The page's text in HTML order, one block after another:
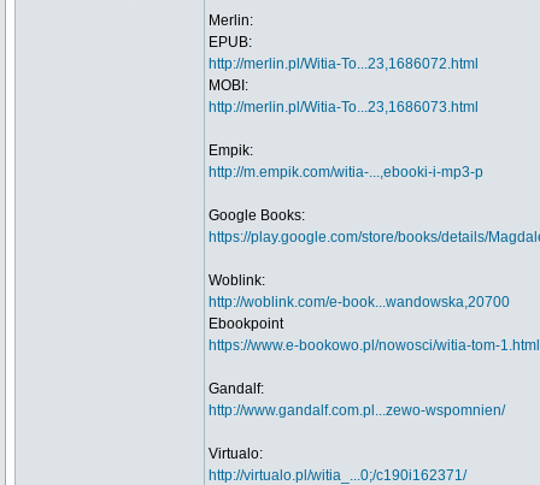
Merlin:
EPUB:
http://merlin.pl/Witia-To...23,1686072.html
MOBI:
http://merlin.pl/Witia-To...23,1686073.html
Empik:
http://m.empik.com/witia-...,ebooki-i-mp3-p
Google Books:
https://play.google.com/store/books/details/
Woblink:
http://woblink.com/e-book...wandowska,20700
Ebookpoint
https://www.e-bookowo.pl/nowosci/witia-tom-1.html
Gandalf:
http://www.gandalf.com.pl...zewo-wspomnien/
Virtualo:
http://virtualo.pl/witia_...0;/c190i162371/